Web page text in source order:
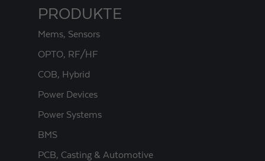
PRODUKTE
Mems, Sensors
OPTO, RF/HF
COB, Hybrid
Power Devices
Power Systems
BMS
PCB, Casting & Automotive